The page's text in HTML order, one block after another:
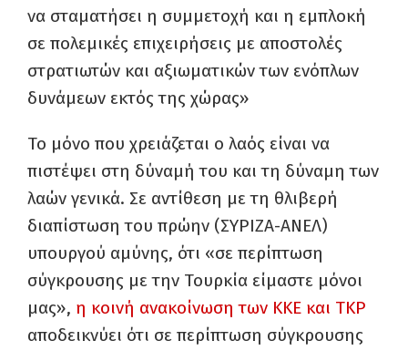
να σταματήσει η συμμετοχή και η εμπλοκή
σε πολεμικές επιχειρήσεις με αποστολές
στρατιωτών και αξιωματικών των ενόπλων
δυνάμεων εκτός της χώρας»
Το μόνο που χρειάζεται ο λαός είναι να
πιστέψει στη δύναμή του και τη δύναμη των
λαών γενικά. Σε αντίθεση με τη θλιβερή
διαπίστωση του πρώην (ΣΥΡΙΖΑ-ΑΝΕΛ)
υπουργού αμύνης, ότι «σε περίπτωση
σύγκρουσης με την Τουρκία είμαστε μόνοι
μας», η κοινή ανακοίνωση των ΚΚΕ και ΤΚΡ
αποδεικνύει ότι σε περίπτωση σύγκρουσης